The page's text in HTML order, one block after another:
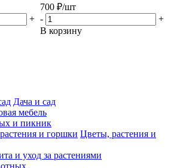
+
700 ₽/шт
-
+
В корзину
Дача и сад
мебель
и пикник
Цветы, растения и
и уход за растениями